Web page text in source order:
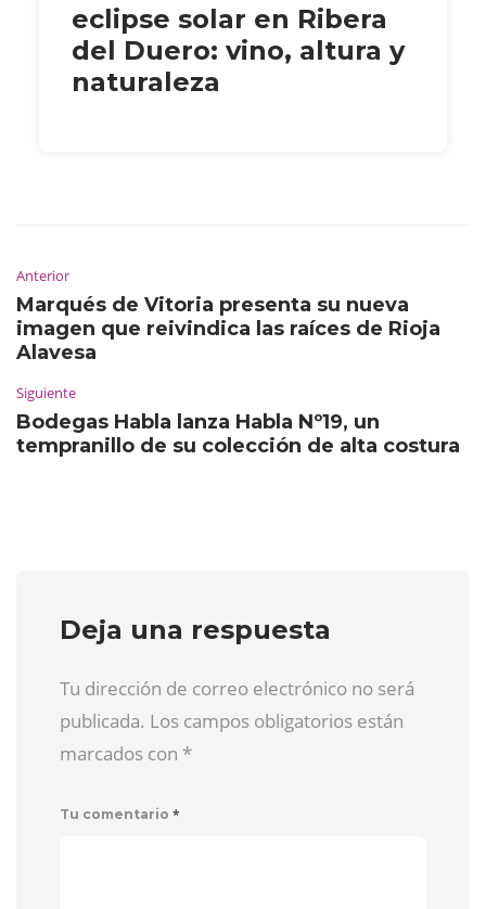
eclipse solar en Ribera
del Duero: vino, altura y
naturaleza
Anterior
Marqués de Vitoria presenta su nueva
imagen que reivindica las raíces de Rioja
Alavesa
Siguiente
Bodegas Habla lanza Habla Nº19, un
tempranillo de su colección de alta costura
Deja una respuesta
Tu dirección de correo electrónico no será
publicada. Los campos obligatorios están
marcados con *
Tu comentario *